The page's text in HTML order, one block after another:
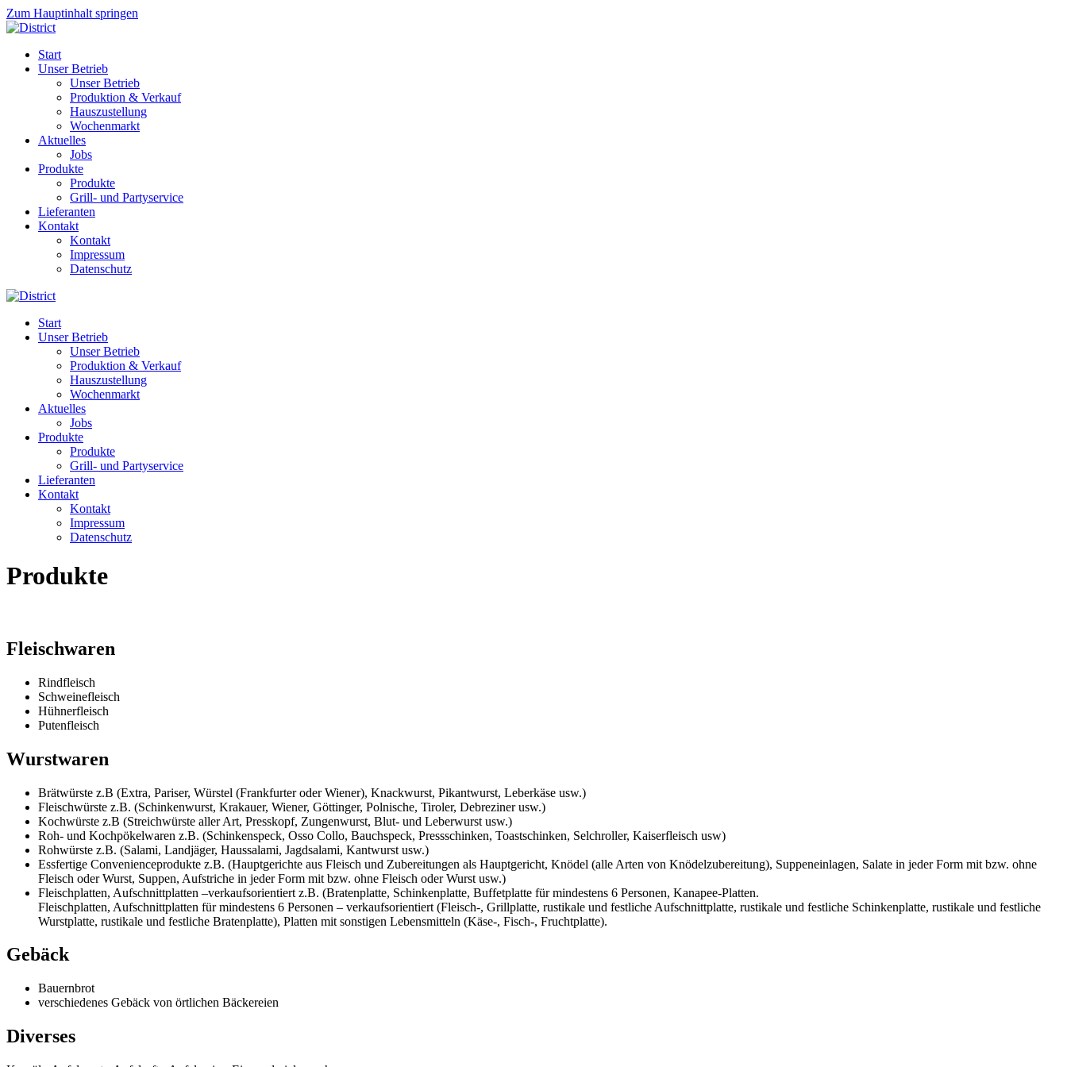
Zum Hauptinhalt springen
Start
Unser Betrieb
Unser Betrieb
Produktion & Verkauf
Hauszustellung
Wochenmarkt
Aktuelles
Jobs
Produkte
Produkte
Grill- und Partyservice
Lieferanten
Kontakt
Kontakt
Impressum
Datenschutz
Start
Unser Betrieb
Unser Betrieb
Produktion & Verkauf
Hauszustellung
Wochenmarkt
Aktuelles
Jobs
Produkte
Produkte
Grill- und Partyservice
Lieferanten
Kontakt
Kontakt
Impressum
Datenschutz
Produkte
Fleischwaren
Rindfleisch
Schweinefleisch
Hühnerfleisch
Putenfleisch
Wurstwaren
Brätwürste z.B (Extra, Pariser, Würstel (Frankfurter oder Wiener), Knackwurst, Pikantwurst, Leberkäse usw.)
Fleischwürste z.B. (Schinkenwurst, Krakauer, Wiener, Göttinger, Polnische, Tiroler, Debreziner usw.)
Kochwürste z.B (Streichwürste aller Art, Presskopf, Zungenwurst, Blut- und Leberwurst usw.)
Roh- und Kochpökelwaren z.B. (Schinkenspeck, Osso Collo, Bauchspeck, Pressschinken, Toastschinken, Selchroller, Kaiserfleisch usw)
Rohwürste z.B. (Salami, Landjäger, Haussalami, Jagdsalami, Kantwurst usw.)
Essfertige Convenienceprodukte z.B. (Hauptgerichte aus Fleisch und Zubereitungen als Hauptgericht, Knödel (alle Arten von Knödelzubereitung), Suppeneinlagen, Salate in jeder Form mit bzw. ohne
Fleisch oder Wurst, Suppen, Aufstriche in jeder Form mit bzw. ohne Fleisch oder Wurst usw.)
Fleischplatten, Aufschnittplatten –verkaufsorientiert z.B. (Bratenplatte, Schinkenplatte, Buffetplatte für mindestens 6 Personen, Kanapee-Platten.
Fleischplatten, Aufschnittplatten für mindestens 6 Personen – verkaufsorientiert (Fleisch-, Grillplatte, rustikale und festliche Aufschnittplatte, rustikale und festliche Schinkenplatte, rustikale und festliche
Wurstplatte, rustikale und festliche Bratenplatte), Platten mit sonstigen Lebensmitteln (Käse-, Fisch-, Fruchtplatte).
Gebäck
Bauernbrot
verschiedenes Gebäck von örtlichen Bäckereien
Diverses